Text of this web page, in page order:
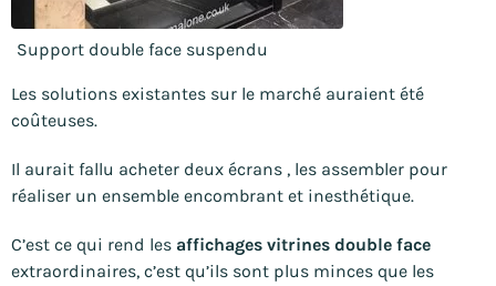
Support double face suspendu
Les solutions existantes sur le marché auraient été
coûteuses.
Il aurait fallu acheter deux écrans , les assembler pour
réaliser un ensemble encombrant et inesthétique.
C’est ce qui rend les affichages vitrines double face
extraordinaires, c’est qu’ils sont plus minces que les